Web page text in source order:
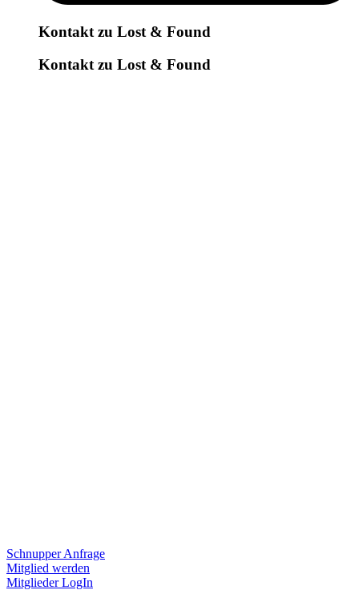
Kontakt zu Lost & Found
Kontakt zu Lost & Found
Schnupper Anfrage
Mitglied werden
Mitglieder LogIn